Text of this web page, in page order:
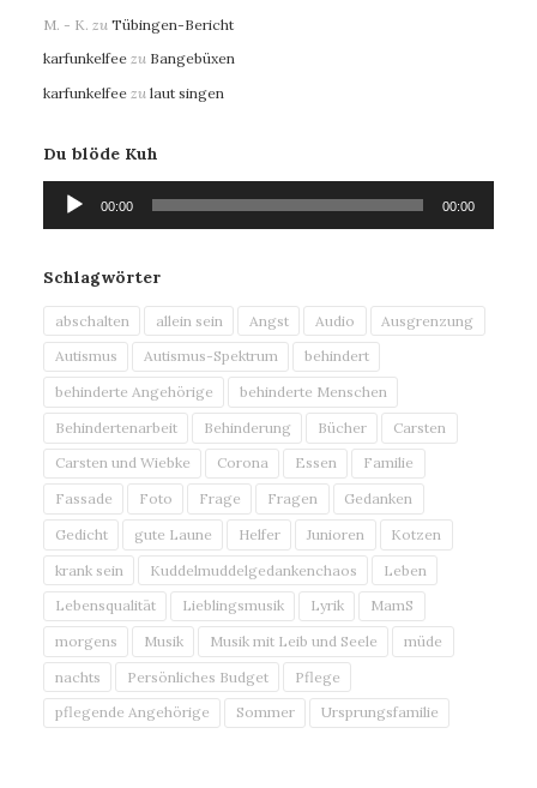
M. - K. zu Tübingen-Bericht
karfunkelfee zu Bangebüxen
karfunkelfee zu laut singen
Du blöde Kuh
Audio-
Player
00:00 00:00
Schlagwörter
abschalten allein sein Angst Audio
Ausgrenzung
Autismus
Autismus-Spektrum
behindert
behinderte Angehörige
behinderte Menschen
Behindertenarbeit
Behinderung Bücher
Carsten
Carsten und Wiebke
Corona Essen
Familie
Fassade
Foto Frage Fragen
Gedanken
Gedicht
gute Laune Helfer Junioren
Kotzen
krank sein
Kuddelmuddelgedankenchaos
Leben
Lebensqualität
Lieblingsmusik Lyrik
MamS
morgens
Musik Musik mit Leib und Seele
müde
nachts
Persönliches Budget
Pflege
pflegende Angehörige
Sommer Ursprungsfamilie